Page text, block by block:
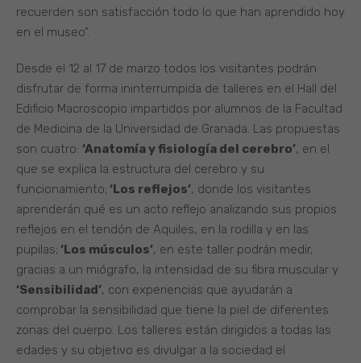
recuerden son satisfacción todo lo que han aprendido hoy
en el museo”.
Desde el 12 al 17 de marzo todos los visitantes podrán
disfrutar de forma ininterrumpida de talleres en el Hall del
Edificio Macroscopio impartidos por alumnos de la Facultad
de Medicina de la Universidad de Granada. Las propuestas
son cuatro: ‘Anatomía y fisiología del cerebro’, en el
que se explica la estructura del cerebro y su
funcionamiento; ‘Los reflejos’, donde los visitantes
aprenderán qué es un acto reflejo analizando sus propios
reflejos en el tendón de Aquiles, en la rodilla y en las
pupilas; ‘Los músculos’, en este taller podrán medir,
gracias a un miógrafo, la intensidad de su fibra muscular y
‘Sensibilidad’, con experiencias que ayudarán a
comprobar la sensibilidad que tiene la piel de diferentes
zonas del cuerpo. Los talleres están dirigidos a todas las
edades y su objetivo es divulgar a la sociedad el